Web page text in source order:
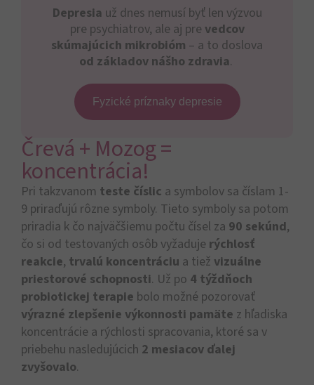
Depresia už dnes nemusí byť len výzvou
pre psychiatrov, ale aj pre vedcov
skúmajúcich mikrobióm – a to doslova
od základov nášho zdravia.
Fyzické príznaky depresie
Črevá + Mozog =
koncentrácia!
Pri takzvanom teste číslic a symbolov sa číslam 1-
9 priraďujú rôzne symboly. Tieto symboly sa potom
priradia k čo najväčšiemu počtu čísel za 90 sekúnd,
čo si od testovaných osôb vyžaduje rýchlosť
reakcie, trvalú koncentráciu a tiež vizuálne
priestorové schopnosti. Už po 4 týždňoch
probiotickej terapie bolo možné pozorovať
výrazné zlepšenie výkonnosti pamäte z hľadiska
koncentrácie a rýchlosti spracovania, ktoré sa v
priebehu nasledujúcich 2 mesiacov ďalej
zvyšovalo.